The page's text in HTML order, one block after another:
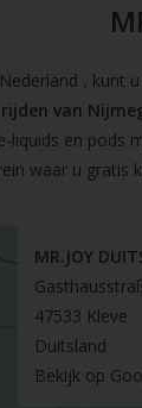
, kunt
van
liquids en
waar u gratis
MR.JOY
47533 Kleve
Duitsland
Bekijk op